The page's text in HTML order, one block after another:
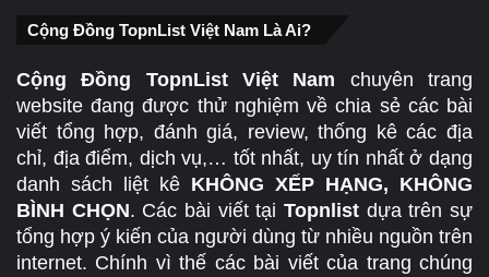
Cộng Đồng TopnList Việt Nam Là Ai?
Cộng Đồng TopnList Việt Nam chuyên trang
website đang được thử nghiệm về chia sẻ các bài
viết tổng hợp, đánh giá, review, thống kê các địa
chỉ, địa điểm, dịch vụ,… tốt nhất, uy tín nhất ở dạng
danh sách liệt kê KHÔNG XẾP HẠNG, KHÔNG
BÌNH CHỌN. Các bài viết tạiTopnlist dựa trên sự
tổng hợp ý kiến của người dùng từ nhiều nguồn trên
internet. Chính vì thế các bài viết của trang chúng